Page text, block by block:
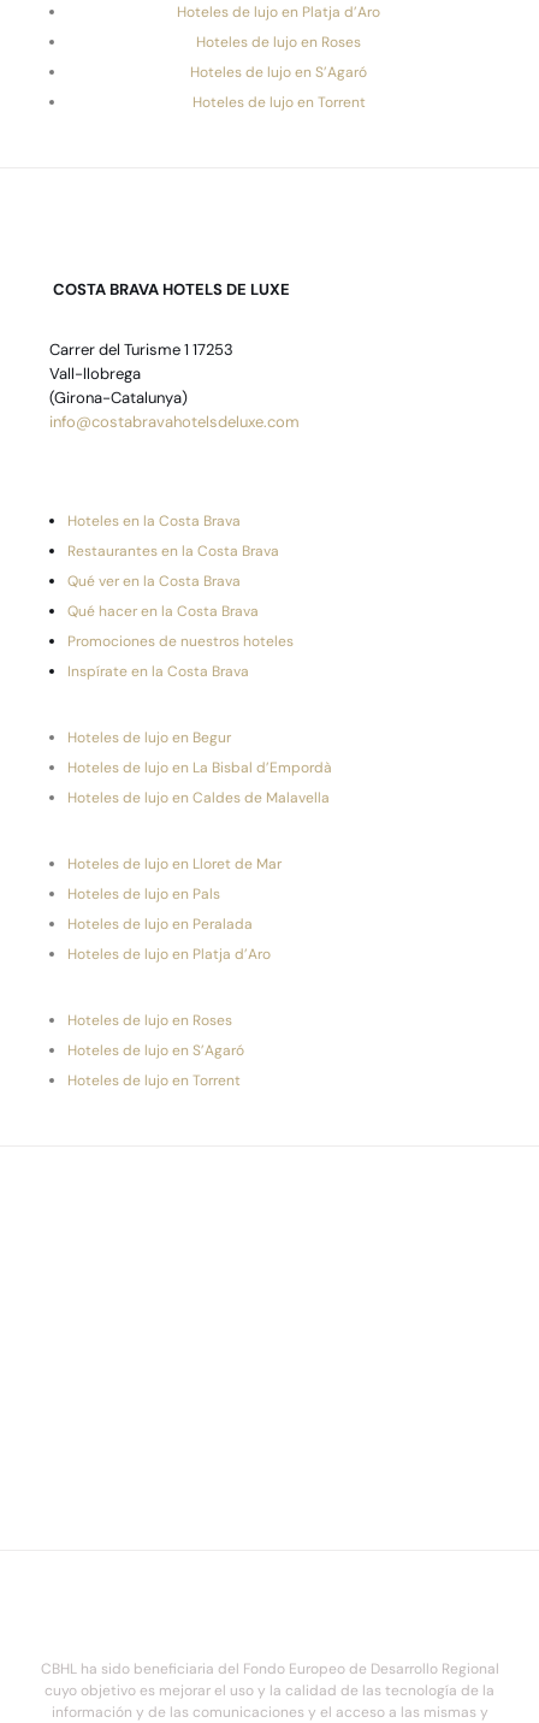
Hoteles de lujo en Platja d’Aro
Hoteles de lujo en Roses
Hoteles de lujo en S’Agaró
Hoteles de lujo en Torrent
COSTA BRAVA HOTELS DE LUXE
Carrer del Turisme 1 17253
Vall-llobrega
(Girona-Catalunya)
info@costabravahotelsdeluxe.com
Hoteles en la Costa Brava
Restaurantes en la Costa Brava
Qué ver en la Costa Brava
Qué hacer en la Costa Brava
Promociones de nuestros hoteles
Inspírate en la Costa Brava
Hoteles de lujo en Begur
Hoteles de lujo en La Bisbal d’Empordà
Hoteles de lujo en Caldes de Malavella
Hoteles de lujo en Lloret de Mar
Hoteles de lujo en Pals
Hoteles de lujo en Peralada
Hoteles de lujo en Platja d’Aro
Hoteles de lujo en Roses
Hoteles de lujo en S’Agaró
Hoteles de lujo en Torrent
CBHL ha sido beneficiaria del Fondo Europeo de Desarrollo Regional
cuyo objetivo es mejorar el uso y la calidad de las tecnología de la
información y de las comunicaciones y el acceso a las mismas y